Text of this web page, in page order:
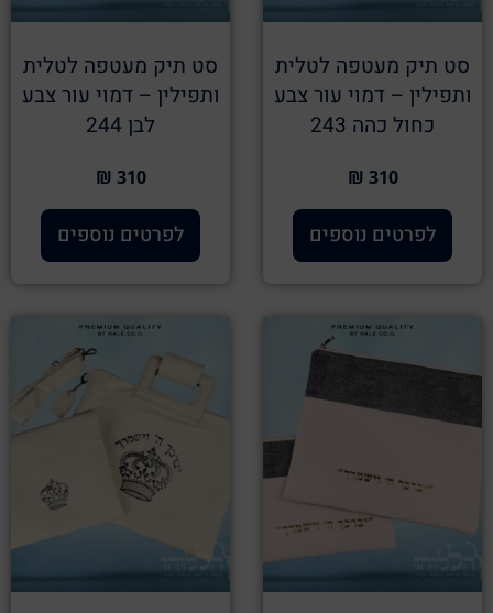
סט תיק מעטפה לטלית
ותפילין – דמוי עור צבע
כחול כהה 243
310 ₪
לפרטים נוספים
סט תיק מעטפה לטלית
ותפילין – דמוי עור צבע
לבן 244
310 ₪
לפרטים נוספים